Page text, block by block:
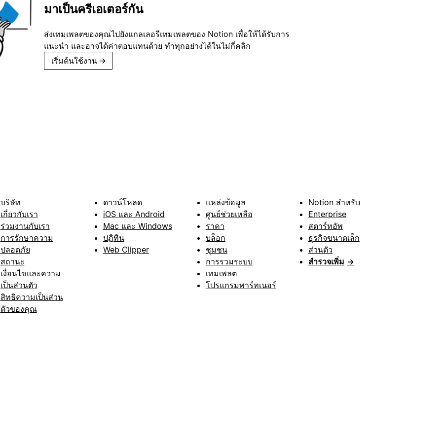
มาเป็นครีเอเตอร์กัน
ส่งเทมเพลตของคุณไปยังแกลเลอรีเทมเพลตของ Notion เพื่อให้ได้รับการ
แนะนำ และอาจได้ค่าตอบแทนด้วย ทำทุกอย่างได้ในไม่กี่คลิก
เริ่มต้นใช้งาน →
บริษัท
เกี่ยวกับเรา
ร่วมงานกับเรา
การรักษาความ
ปลอดภัย
สถานะ
เงื่อนไขและความ
เป็นส่วนตัว
สิทธิความเป็นส่วน
ตัวของคุณ
ดาวน์โหลด
iOS และ Android
Mac และ Windows
ปฏิทิน
Web Clipper
แหล่งข้อมูล
ศูนย์ช่วยเหลือ
ราคา
บล็อก
ชุมชน
การรวมระบบ
เทมเพลต
โปรแกรมพาร์ทเนอร์
Notion สำหรับ
Enterprise
สตาร์ทอัพ
ธุรกิจขนาดเล็ก
ส่วนตัว
สำรวจเพิ่ม →